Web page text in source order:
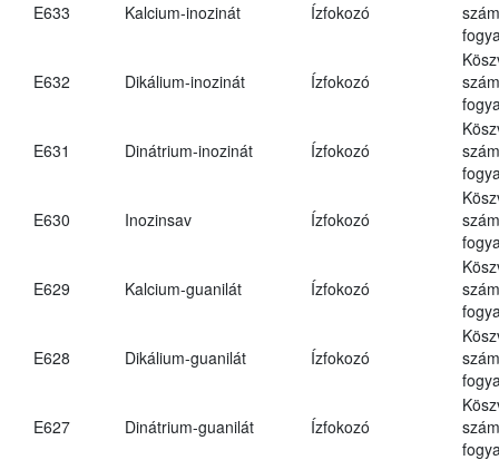
E633 Kalcium-inozinát Ízfokozó
E632 Dikálium-inozinát Ízfokozó
E631 Dinátrium-inozinát Ízfokozó
E630 Inozinsav Ízfokozó
E629 Kalcium-guanilát Ízfokozó
E628 Dikálium-guanilát Ízfokozó
E627 Dinátrium-guanilát Ízfokozó